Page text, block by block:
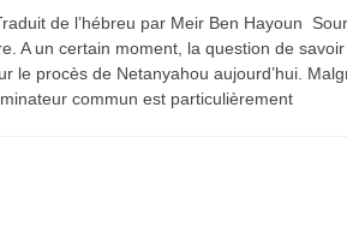
de l’hébreu par Meir Ben Hayoun
A un certain moment, la question de
le procès de Netanyahou aujourd’hui.
commun est particulièrement